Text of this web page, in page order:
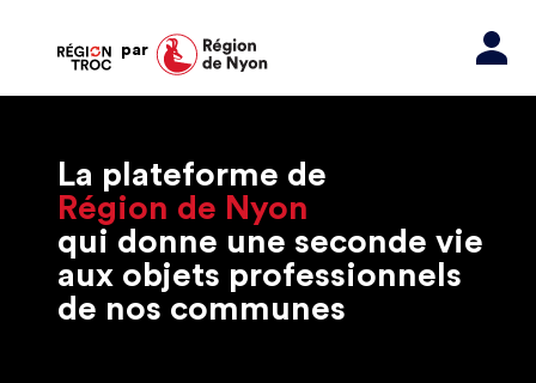
par
La plateforme de
Région de Nyon
qui donne une seconde vie
aux objets professionnels
de nos communes